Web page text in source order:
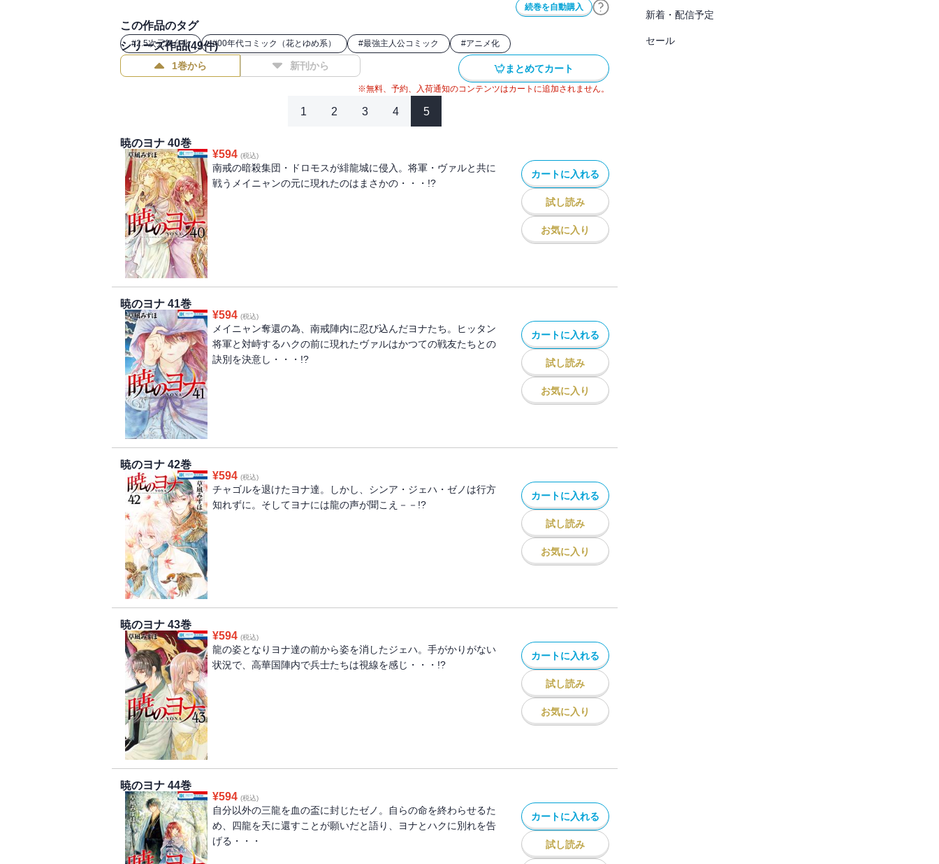
続巻を自動購入
この作品のタグ
#2.5次元舞台化 #00年代コミック（花とゆめ系） #最強主人公コミック #アニメ化
シリーズ作品(49件)
1巻から 新刊から まとめてカート
※無料、予約、入荷通知のコンテンツはカートに追加されません。
1 2 3 4 5
暁のヨナ 40巻
¥594 (税込)
南戒の暗殺集団・ドロモスが緋龍城に侵入。将軍・ヴァルと共に
戦うメイニャンの元に現れたのはまさかの・・・!?
カートに入れる
試し読み
お気に入り
暁のヨナ 41巻
¥594 (税込)
メイニャン奪還の為、南戒陣内に忍び込んだヨナたち。ヒッタン
将軍と対峙するハクの前に現れたヴァルはかつての戦友たちとの
訣別を決意し・・・!?
カートに入れる
試し読み
お気に入り
暁のヨナ 42巻
¥594 (税込)
チャゴルを退けたヨナ達。しかし、シンア・ジェハ・ゼノは行方
知れずに。そしてヨナには龍の声が聞こえ－－!?
カートに入れる
試し読み
お気に入り
暁のヨナ 43巻
¥594 (税込)
龍の姿となりヨナ達の前から姿を消したジェハ。手がかりがない
状況で、高華国陣内で兵士たちは視線を感じ・・・!?
カートに入れる
試し読み
お気に入り
暁のヨナ 44巻
¥594 (税込)
自分以外の三龍を血の盃に封じたゼノ。自らの命を終わらせるた
め、四龍を天に還すことが願いだと語り、ヨナとハクに別れを告
げる・・・
カートに入れる
試し読み
新着・配信予定
セール